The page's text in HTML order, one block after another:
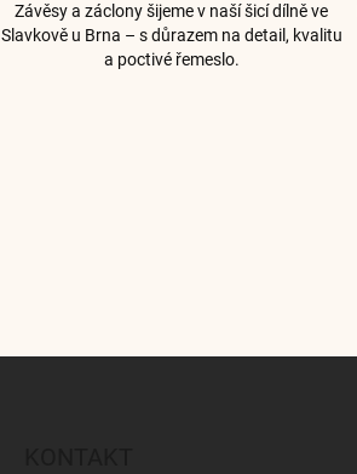
Závěsy a záclony šijeme v naší šicí dílně ve
Slavkově u Brna – s důrazem na detail, kvalitu
a poctivé řemeslo.